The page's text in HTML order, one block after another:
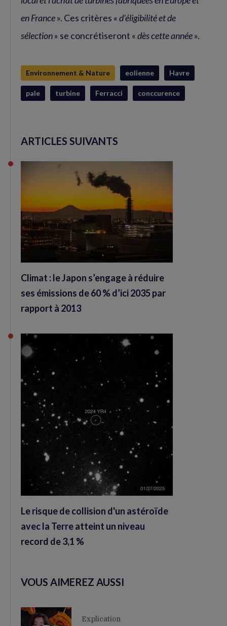
en France». Ces critères «d’éligibilité et de
sélection» se concrétiseront «dès cette année».
Environnement & Nature eolienne Havre
pale turbine Ferracci conccurence
ARTICLES SUIVANTS
Climat : le Japon s’engage à réduire
ses émissions de 60 % d’ici 2035 par
rapport à 2013
Le risque de collision d'un astéroïde
avec la Terre atteint un niveau
record de 3,1 %
VOUS AIMEREZ AUSSI
Explication